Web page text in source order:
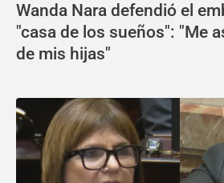
Wanda Nara defendió el
"casa de los sueños": "Me
de mis hijas"